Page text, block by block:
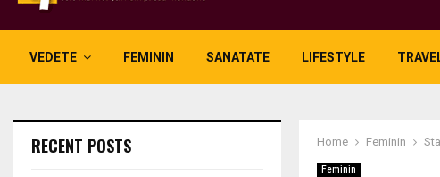
VEDETE FEMININ SANATATE LIFESTYLE
Home Feminin
Feminin
RECENT POSTS